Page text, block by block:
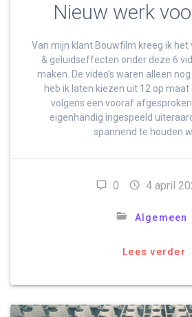
Nieuw werk
Van mijn klant Bouwfilm kreeg ik
& geluidseffecten onder deze 6
maken. De video’s waren alleen
heb ik laten kiezen uit 12 op
volgens een vooraf
eigenhandig ingespeeld
spannend te houden
0 4 april
Algemeen
Lees verder